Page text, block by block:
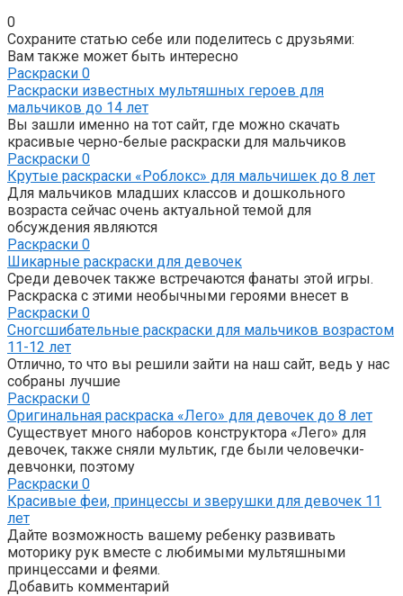
0
Сохраните статью себе или поделитесь с друзьями:
Вам также может быть интересно
Раскраски 0
Раскраски известных мультяшных героев для
мальчиков до 14 лет
Вы зашли именно на тот сайт, где можно скачать
красивые черно-белые раскраски для мальчиков
Раскраски 0
Крутые раскраски «Роблокс» для мальчишек до 8 лет
Для мальчиков младших классов и дошкольного
возраста сейчас очень актуальной темой для
обсуждения являются
Раскраски 0
Шикарные раскраски для девочек
Среди девочек также встречаются фанаты этой игры.
Раскраска с этими необычными героями внесет в
Раскраски 0
Сногсшибательные раскраски для мальчиков возрастом
11-12 лет
Отлично, то что вы решили зайти на наш сайт, ведь у нас
собраны лучшие
Раскраски 0
Оригинальная раскраска «Лего» для девочек до 8 лет
Существует много наборов конструктора «Лего» для
девочек, также сняли мультик, где были человечки-
девчонки, поэтому
Раскраски 0
Красивые феи, принцессы и зверушки для девочек 11
лет
Дайте возможность вашему ребенку развивать
моторику рук вместе с любимыми мультяшными
принцессами и феями.
Добавить комментарий